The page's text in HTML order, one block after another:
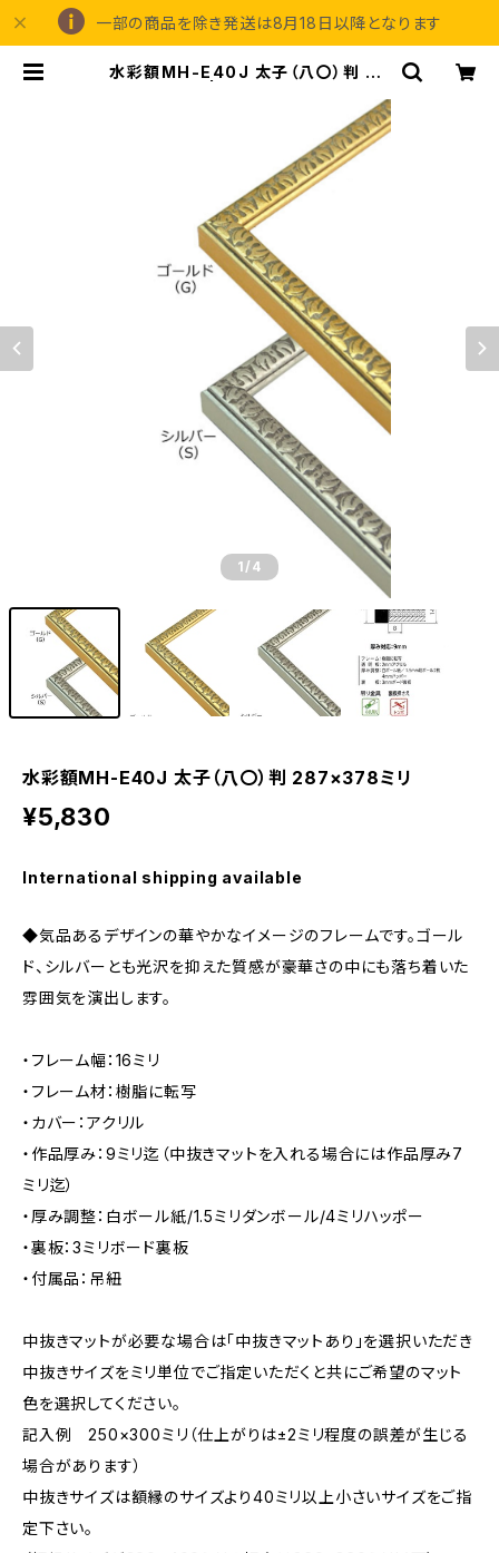
一部の商品を除き発送は8月18日以降となります
水彩額MH-E40J 太子（八〇）判 28
1 /4
水彩額MH-E40J 太子（八〇）判 287×378ミリ
¥5,830
International shipping available
◆気品あるデザインの華やかなイメージのフレームです。ゴール
ド、シルバーとも光沢を抑えた質感が豪華さの中にも落ち着いた
雰囲気を演出します。
・フレーム幅：16ミリ
・フレーム材：樹脂に転写
・カバー：アクリル
・作品厚み：9ミリ迄（中抜きマットを入れる場合には作品厚み7
ミリ迄）
・厚み調整：白ボール紙/1.5ミリダンボール/4ミリハッポー
・裏板：3ミリボード裏板
・付属品：吊紐
中抜きマットが必要な場合は「中抜きマットあり」を選択いただき
中抜きサイズをミリ単位でご指定いただくと共にご希望のマット
色を選択してください。
記入例 250×300ミリ（仕上がりは±2ミリ程度の誤差が生じる
場合があります）
中抜きサイズは額縁のサイズより40ミリ以上小さいサイズをご指
定下さい。